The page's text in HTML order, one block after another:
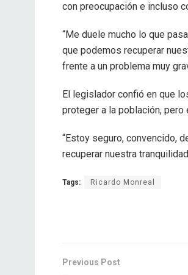
con preocupación e incluso
“Me duele mucho lo que
que podemos recuperar
frente a un problema muy
El legislador confió en que
proteger a la población,
“Estoy seguro, convencido,
recuperar nuestra
Tags: Ricardo Monreal
Previous Post